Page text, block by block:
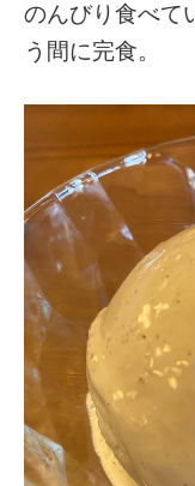
のんびり食べて
う間に完食。